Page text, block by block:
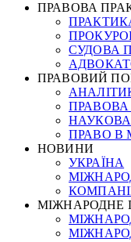
ПРАВОВА
СУДОВА
ПРАВОВИЙ
ПРАВОВА
ПРАВО В
НОВИНИ
УКРАЇНА
МІЖНАРОДНЕ